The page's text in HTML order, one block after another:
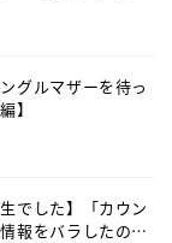
グルマザーを待っ
】
でした】「カウン
報をバラしたの